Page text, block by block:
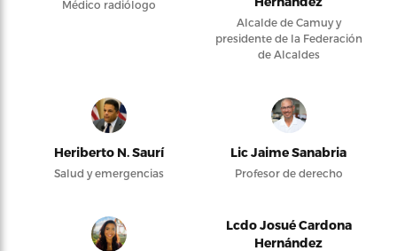
Médico radiólogo
Alcalde de Camuy y
presidente de la Federación
de Alcaldes
Heriberto N. Saurí
Salud y emergencias
Lic Jaime Sanabria
Profesor de derecho
Lcdo Josué Cardona
Hernández